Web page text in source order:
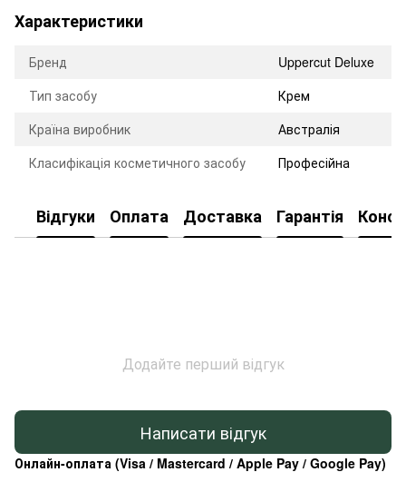
Характеристики
Бренд
Uppercut Deluxe
Тип засобу
Крем
Країна виробник
Австралія
Класифікація косметичного засобу
Професійна
Відгуки Оплата Доставка Гарантія
Додайте перший відгук
Написати відгук
Онлайн-оплата (Visa / Mastercard / Apple Pay / Google Pay)